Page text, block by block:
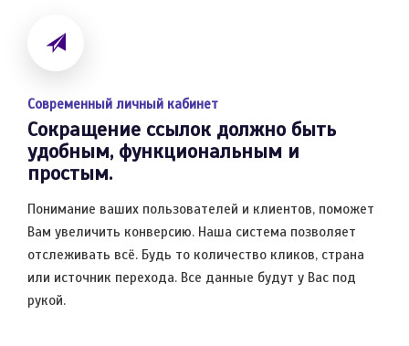
Современный личный кабинет
Сокращение ссылок должно быть
удобным, функциональным и
простым.
Понимание ваших пользователей и клиентов, поможет
Вам увеличить конверсию. Наша система позволяет
отслеживать всё. Будь то количество кликов, страна
или источник перехода. Все данные будут у Вас под
рукой.